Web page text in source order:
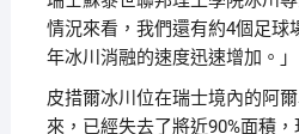
情況來看，我們還有約4個足球
年冰川消融的速度迅速增加。」
皮措爾冰川位在瑞士境內的阿
來，已經失去了將近90%面積